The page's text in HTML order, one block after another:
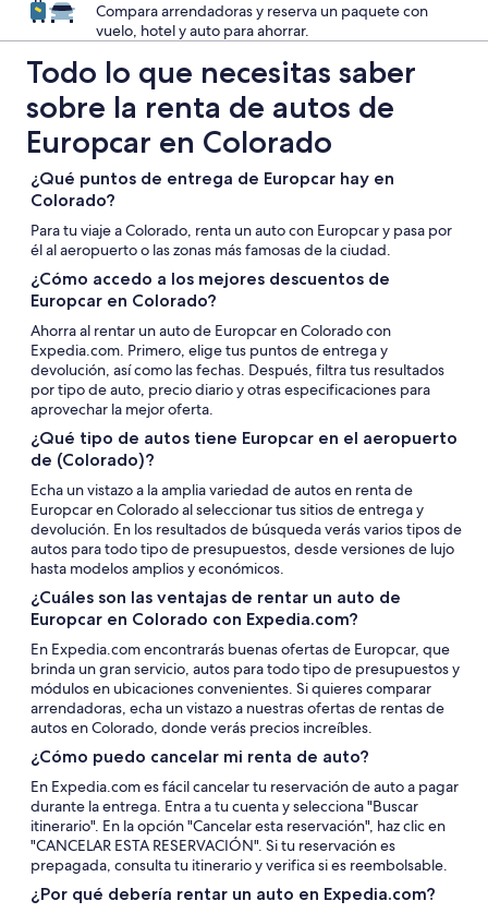
Compara arrendadoras y reserva un paquete con
vuelo, hotel y auto para ahorrar.
Todo lo que necesitas saber
sobre la renta de autos de
Europcar en Colorado
¿Qué puntos de entrega de Europcar hay en
Colorado?
Para tu viaje a Colorado, renta un auto con Europcar y pasa por
él al aeropuerto o las zonas más famosas de la ciudad.
¿Cómo accedo a los mejores descuentos de
Europcar en Colorado?
Ahorra al rentar un auto de Europcar en Colorado con
Expedia.com. Primero, elige tus puntos de entrega y
devolución, así como las fechas. Después, filtra tus resultados
por tipo de auto, precio diario y otras especificaciones para
aprovechar la mejor oferta.
¿Qué tipo de autos tiene Europcar en el aeropuerto
de (Colorado)?
Echa un vistazo a la amplia variedad de autos en renta de
Europcar en Colorado al seleccionar tus sitios de entrega y
devolución. En los resultados de búsqueda verás varios tipos de
autos para todo tipo de presupuestos, desde versiones de lujo
hasta modelos amplios y económicos.
¿Cuáles son las ventajas de rentar un auto de
Europcar en Colorado con Expedia.com?
En Expedia.com encontrarás buenas ofertas de Europcar, que
brinda un gran servicio, autos para todo tipo de presupuestos y
módulos en ubicaciones convenientes. Si quieres comparar
arrendadoras, echa un vistazo a nuestras ofertas de rentas de
autos en Colorado, donde verás precios increíbles.
¿Cómo puedo cancelar mi renta de auto?
En Expedia.com es fácil cancelar tu reservación de auto a pagar
durante la entrega. Entra a tu cuenta y selecciona "Buscar
itinerario". En la opción "Cancelar esta reservación", haz clic en
"CANCELAR ESTA RESERVACIÓN". Si tu reservación es
prepagada, consulta tu itinerario y verifica si es reembolsable.
¿Por qué debería rentar un auto en Expedia.com?